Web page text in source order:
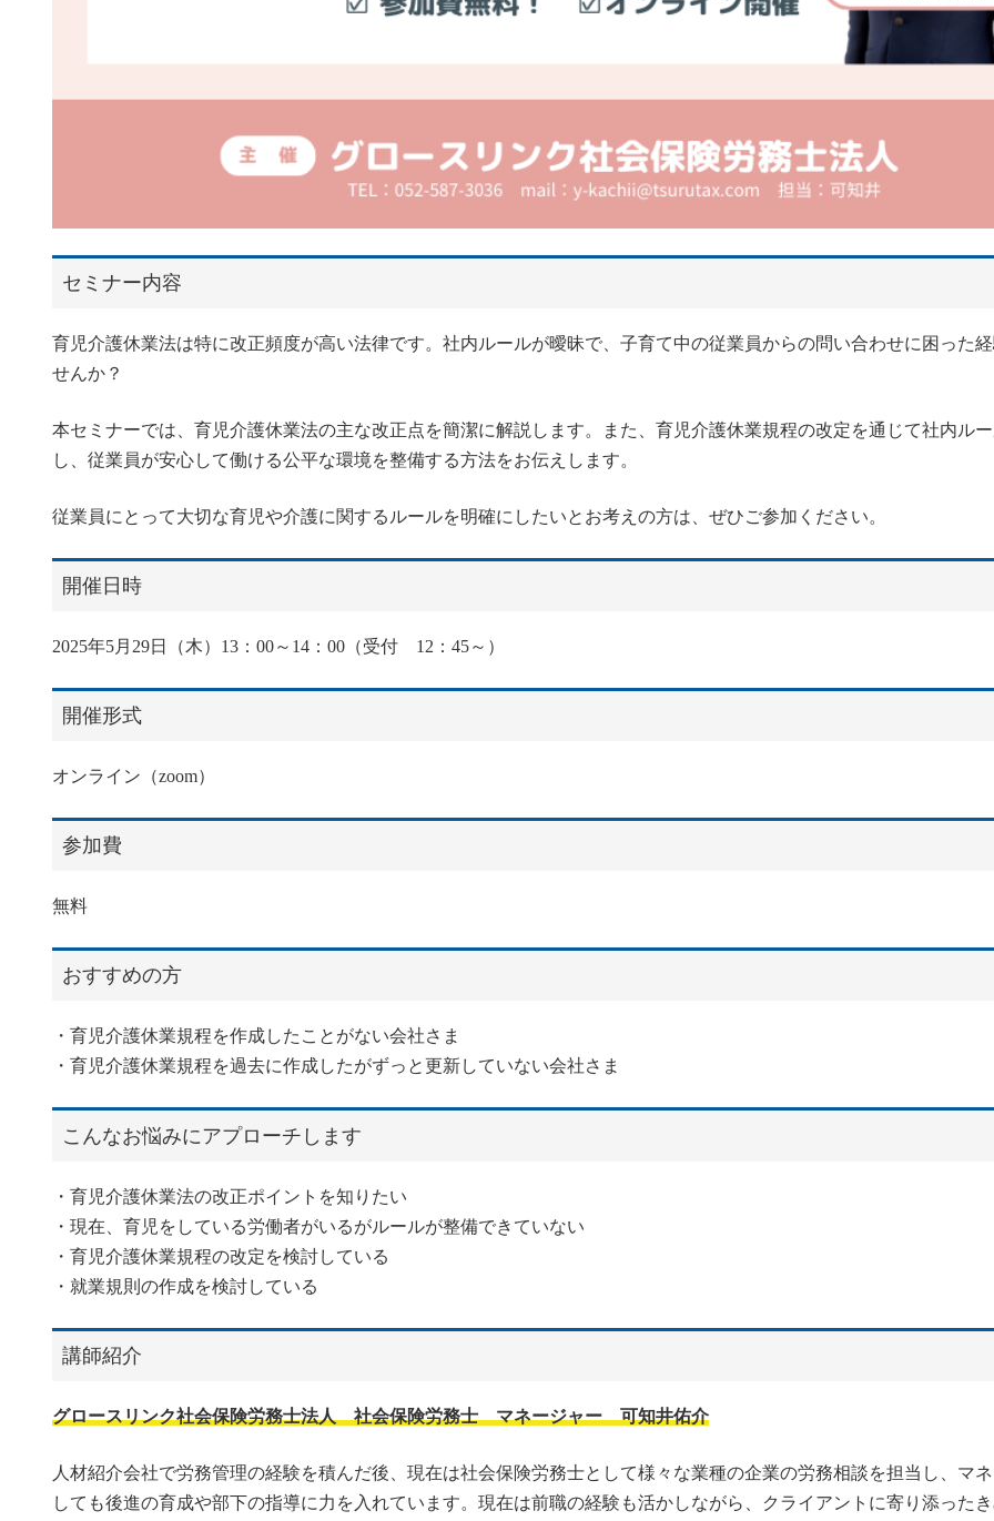
セミナー内容
育児介護休業法は特に改正頻度が高い法律です。社内ルールが曖昧で、子育て中の従業員からの問い合わせに困った経
せんか？
本セミナーでは、育児介護休業法の主な改正点を簡潔に解説します。また、育児介護休業規程の改定を通じて社内ル
し、従業員が安心して働ける公平な環境を整備する方法をお伝えします。
従業員にとって大切な育児や介護に関するルールを明確にしたいとお考えの方は、ぜひご参加ください。
開催日時
2025年5月29日（木）13：00～14：00（受付 12：45～）
開催形式
オンライン（zoom）
参加費
無料
おすすめの方
・育児介護休業規程を作成したことがない会社さま
・育児介護休業規程を過去に作成したがずっと更新していない会社さま
こんなお悩みにアプローチします
・育児介護休業法の改正ポイントを知りたい
・現在、育児をしている労働者がいるがルールが整備できていない
・育児介護休業規程の改定を検討している
・就業規則の作成を検討している
講師紹介
グロースリンク社会保険労務士法人 社会保険労務士 マネージャー 可知井佑介
人材紹介会社で労務管理の経験を積んだ後、現在は社会保険労務士として様々な業種の企業の労務相談を担当し、マ
しても後進の育成や部下の指導に力を入れています。現在は前職の経験も活かしながら、クライアントに寄り添った